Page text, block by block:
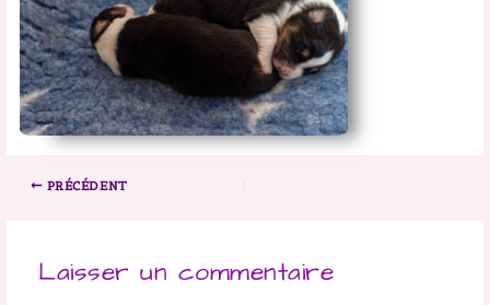
PRÉCÉDENT
Laisser un commentaire